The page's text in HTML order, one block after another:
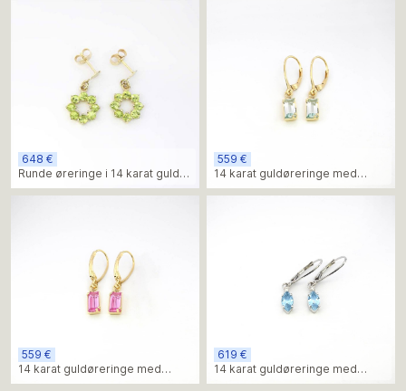
648 €
Runde øreringe i 14 karat guld
med livlige grønne peridotsten
559 €
14 karat guldøreringe med
baguettegrønne krysolitsten
559 €
14 karat guldøreringe med
baguette lab-grown rose
619 €
14 karat guldøreringe med
marquisetopas og diamanter